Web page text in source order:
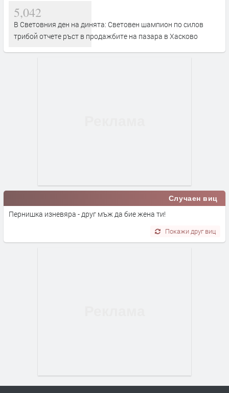
5,042
В Световния ден на динята: Световен шампион по силов
трибой отчете ръст в продажбите на пазара в Хасково
Случаен виц
Пернишка изневяра - друг мъж да бие жена ти!
Покажи друг виц